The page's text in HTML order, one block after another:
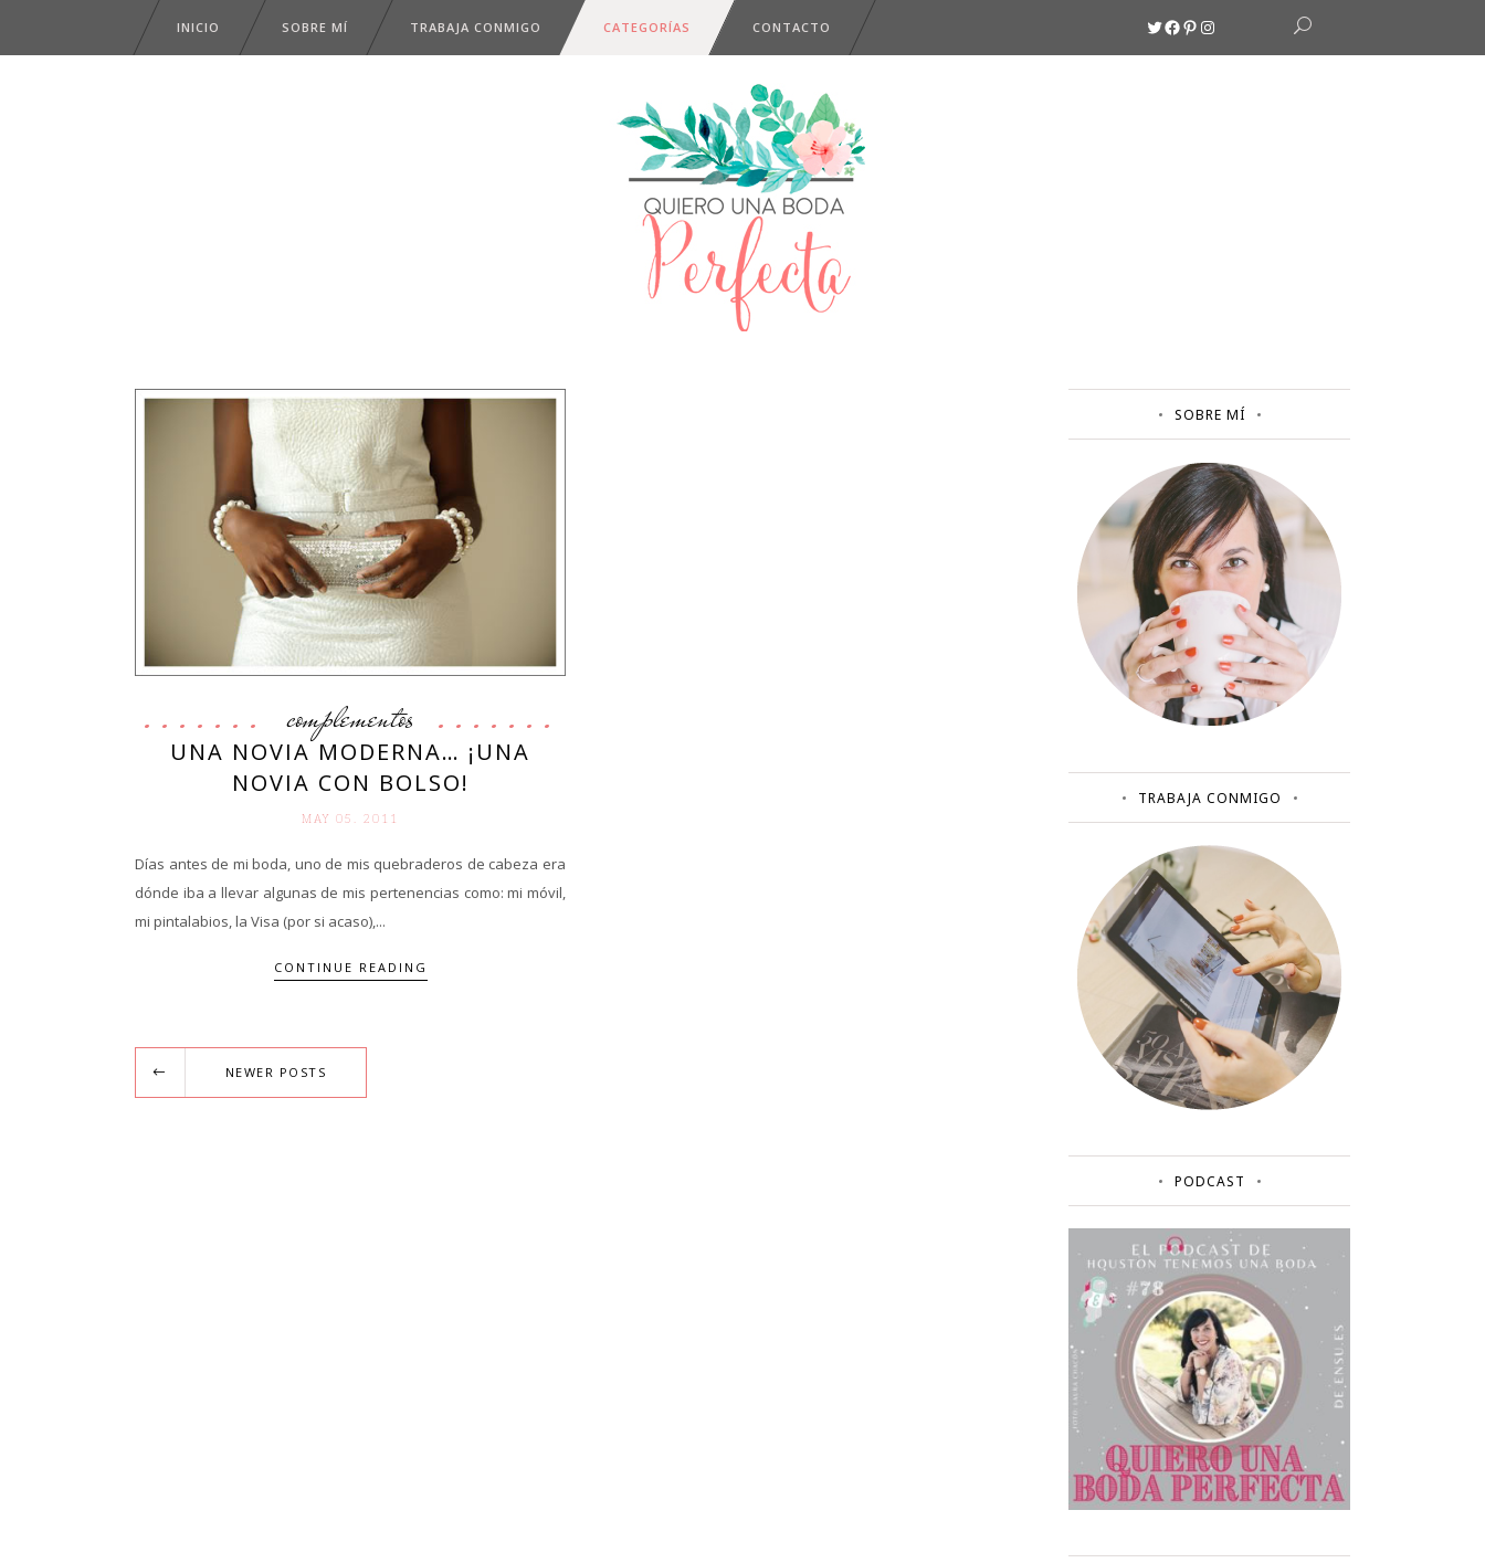
INICIO SOBRE MÍ TRABAJA CONMIGO CATEGORÍAS CONTACTO Twitter
Facebook
Pinterest
Instagram
complementos
UNA NOVIA MODERNA… ¡UNA
NOVIA CON BOLSO!
MAY 05. 2011
Días antes de mi boda, uno de mis quebraderos de cabeza era
dónde iba a llevar algunas de mis pertenencias como: mi móvil,
mi pintalabios, la Visa (por si acaso),...
CONTINUE READING
NEWER POSTS
SOBRE MÍ
TRABAJA CONMIGO
PODCAST